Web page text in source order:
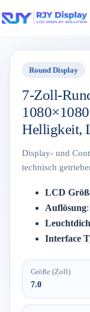
Round Display
7-Zoll-
Helligkeit,
Display- und
technisch
LCD
Auflösung
Interface
Größe (Zoll)
7.0